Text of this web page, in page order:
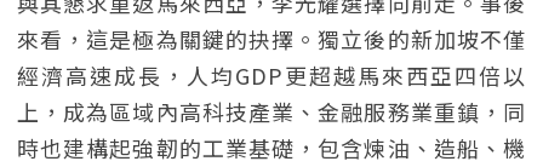
來看，這是極為關鍵的抉擇。獨立後的新加坡不僅
經濟高速成長，人均GDP更超越馬來西亞四倍以
上，成為區域內高科技產業、金融服務業重鎮，同
時也建構起強韌的工業基礎，包含煉油、造船、機